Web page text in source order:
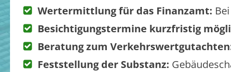
Wertermittlung für das Finanzamt:
Besichtigungstermine kurzfristig
Beratung zum
Feststellung der Substanz: